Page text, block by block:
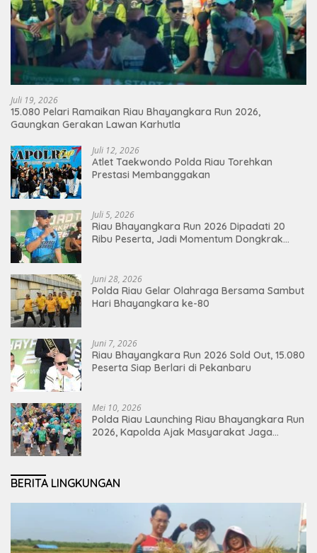
Juli 19, 2026
15.080 Pelari Ramaikan Riau Bhayangkara Run 2026,
Gaungkan Gerakan Lawan Karhutla
Juli 12, 2026
Atlet Taekwondo Polda Riau Torehkan
Prestasi Membanggakan
Juli 5, 2026
Riau Bhayangkara Run 2026 Dipadati 20
Ribu Peserta, Jadi Momentum Dongkrak
Juni 28, 2026
Polda Riau Gelar Olahraga Bersama Sambut
Hari Bhayangkara ke-80
Juni 7, 2026
Riau Bhayangkara Run 2026 Sold Out, 15.080
Peserta Siap Berlari di Pekanbaru
Mei 10, 2026
Polda Riau Launching Riau Bhayangkara Run
2026, Kapolda Ajak Masyarakat Jaga
BERITA LINGKUNGAN